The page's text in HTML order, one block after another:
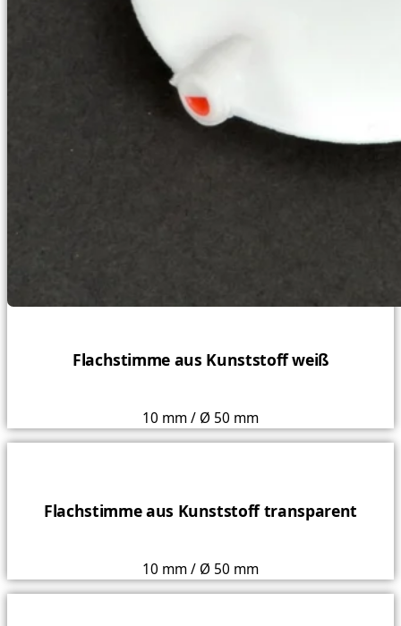
Flachstimme aus Kunststoff weiß
10 mm / Ø 50 mm
Flachstimme aus Kunststoff transparent
10 mm / Ø 50 mm